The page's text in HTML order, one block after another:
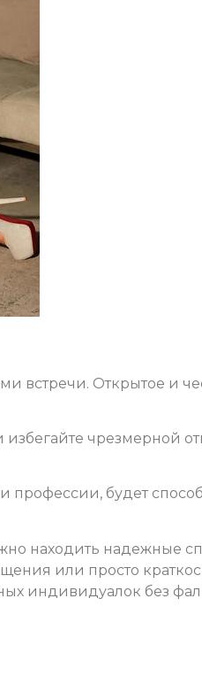
встречи. Открытое и
избегайте чрезмерной
будет
находить надежные
или просто
индивидуалок без